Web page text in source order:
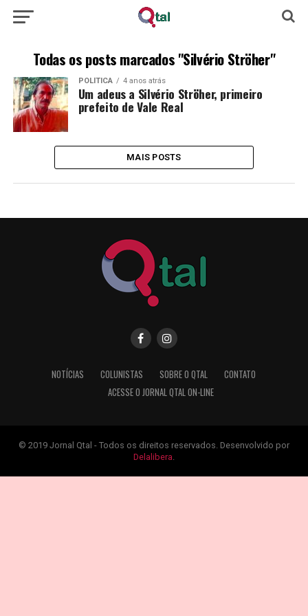
Todas os posts marcados "Silvério Ströher"
POLÍTICA 4 anos atrás
Um adeus a Silvério Ströher, primeiro
prefeito de Vale Real
MAIS POSTS
NOTÍCIAS COLUNISTAS SOBRE O QTAL
CONTATO
ACESSE O JORNAL QTAL ON-LINE
© 2019 Jornal Qtal - Todos os direitos reservados. Desenvolvido por
Delalibera.